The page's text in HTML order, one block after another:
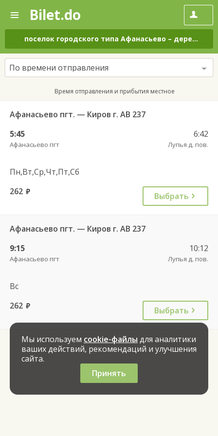
—
Поиск
и
покупка
билетов
на
автобус
онлайн
Bilet.do
поселок городского типа Афанасьево – деревня Лупья
По времени отправления
Время отправления и прибытия местное
Афанасьево пгт. — Киров г. АВ 237
5:45
Афанасьево пгт
6:42
Лупья д. пов.
Пн,Вт,Ср,Чт,Пт,Сб
262 руб. Выбрать
Афанасьево пгт. — Киров г. АВ 237
9:15
Афанасьево пгт
10:12
Лупья д. пов.
Вс
262 руб. Выбрать
Мы используем cookie-файлы для аналитики
ваших действий, рекомендаций и улучшения
сайта.
Принять